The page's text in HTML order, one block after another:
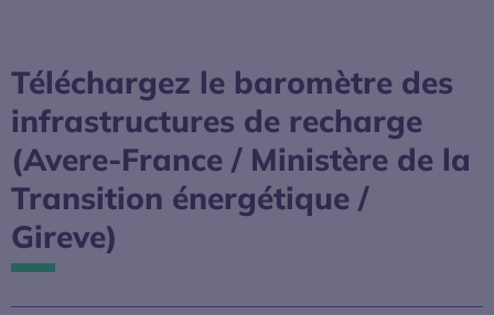
Téléchargez le baromètre des
infrastructures de recharge
(Avere-France / Ministère de la
Transition énergétique /
Gireve)